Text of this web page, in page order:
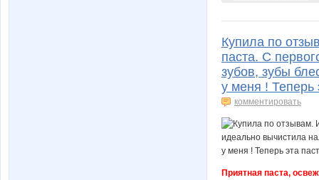
Купила по
паста. С
зубов, зубы
у меня ! Теперь
комментировать
Приятная паста,